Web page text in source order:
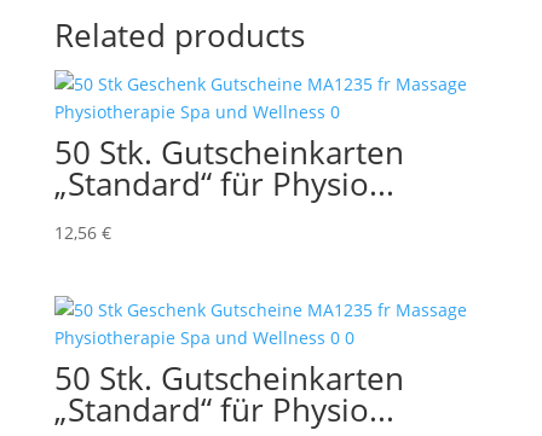
Related products
50 Stk. Gutscheinkarten
„Standard“ für Physio...
12,56 €
50 Stk. Gutscheinkarten
„Standard“ für Physio...